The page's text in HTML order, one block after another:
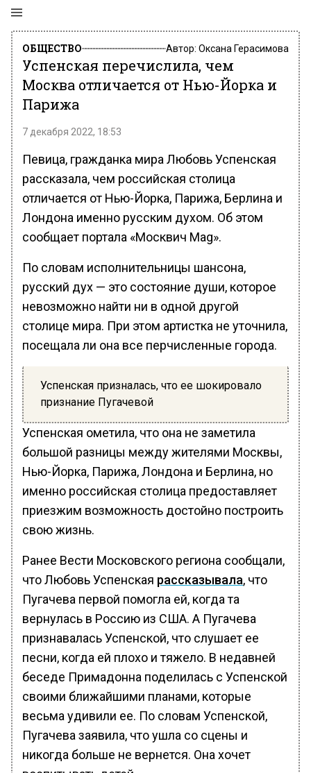
ОБЩЕСТВО Автор: Оксана Герасимова
Успенская перечислила, чем
Москва отличается от Нью-Йорка и
Парижа
7 декабря 2022, 18:53
Певица, гражданка мира Любовь Успенская
рассказала, чем российская столица
отличается от Нью-Йорка, Парижа, Берлина и
Лондона именно русским духом. Об этом
сообщает портала «Москвич Mag».
По словам исполнительницы шансона,
русский дух — это состояние души, которое
невозможно найти ни в одной другой
столице мира. При этом артистка не уточнила,
посещала ли она все перчисленные города.
Успенская призналась, что ее шокировало
признание Пугачевой
Успенская ометила, что она не заметила
большой разницы между жителями Москвы,
Нью-Йорка, Парижа, Лондона и Берлина, но
именно российская столица предоставляет
приезжим возможность достойно построить
свою жизнь.
Ранее Вести Московского региона сообщали,
что Любовь Успенская рассказывала, что
Пугачева первой помогла ей, когда та
вернулась в Россию из США. А Пугачева
признавалась Успенской, что слушает ее
песни, когда ей плохо и тяжело. В недавней
беседе Примадонна поделилась с Успенской
своими ближайшими планами, которые
весьма удивили ее. По словам Успенской,
Пугачева заявила, что ушла со сцены и
никогда больше не вернется. Она хочет